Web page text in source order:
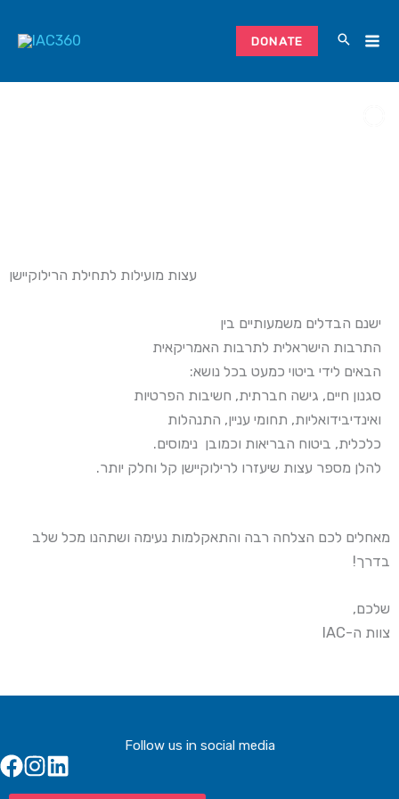
DONATE
עצות מועילות לתחילת הרילוקיישן
ישנם הבדלים משמעותיים בין
התרבות הישראלית לתרבות האמריקאית
הבאים לידי ביטוי כמעט בכל נושא:
סגנון חיים, גישה חברתית, חשיבות הפרטיות
ואינדיבידואליות, תחומי עניין, התנהלות
כלכלית, ביטוח הבריאות וכמובן נימוסים.
להלן מספר עצות שיעזרו לרילוקיישן קל וחלק יותר.
מאחלים לכם הצלחה רבה והתאקלמות נעימה ושתהנו מכל שלב
בדרך!
שלכם,
צוות ה-IAC
Follow us in social media